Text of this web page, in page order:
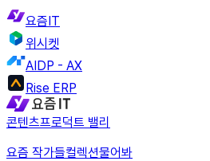
요즘IT
위시켓
AIDP - AX
Rise ERP
콘텐츠프로덕트 밸리
요즘 작가들컬렉션물어봐